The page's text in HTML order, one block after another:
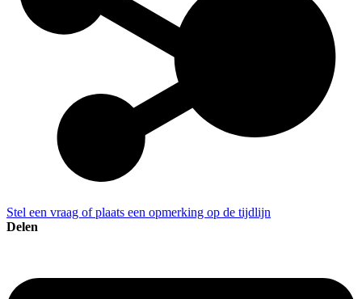
Stel een vraag of plaats een opmerking op de tijdlijn
Delen